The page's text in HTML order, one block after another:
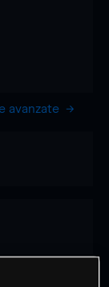
avanzate